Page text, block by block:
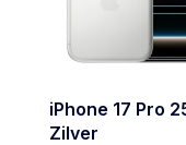
iPhone 17 Pro
Zilver